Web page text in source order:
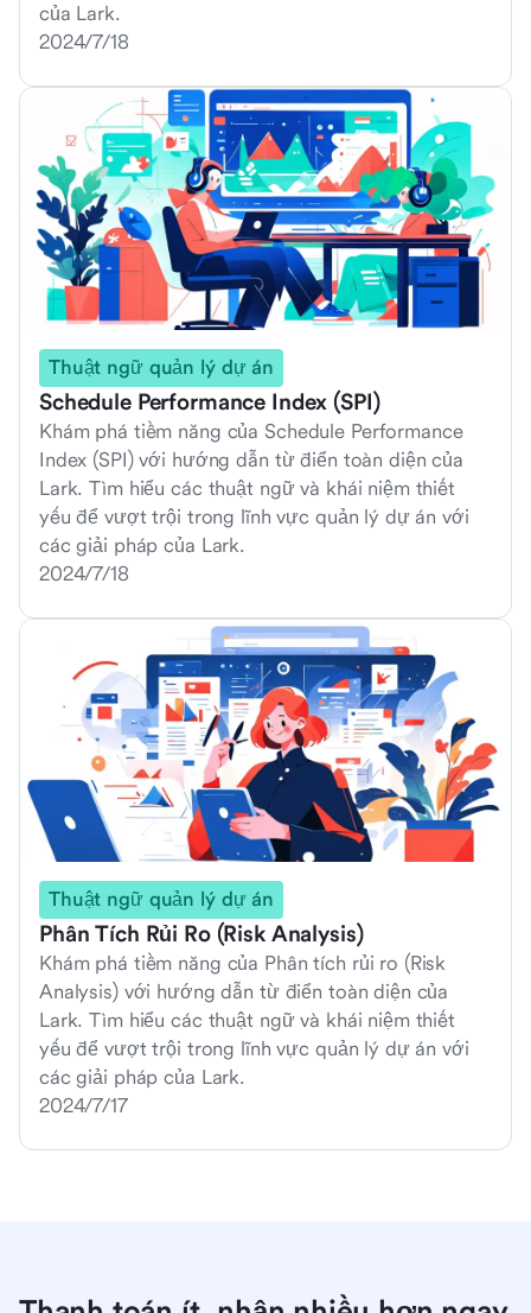
của Lark.
2024/7/18
Thuật ngữ quản lý dự án
Schedule Performance Index (SPI)
Khám phá tiềm năng của Schedule Performance
Index (SPI) với hướng dẫn từ điển toàn diện của
Lark. Tìm hiểu các thuật ngữ và khái niệm thiết
yếu để vượt trội trong lĩnh vực quản lý dự án với
các giải pháp của Lark.
2024/7/18
Thuật ngữ quản lý dự án
Phân Tích Rủi Ro (Risk Analysis)
Khám phá tiềm năng của Phân tích rủi ro (Risk
Analysis) với hướng dẫn từ điển toàn diện của
Lark. Tìm hiểu các thuật ngữ và khái niệm thiết
yếu để vượt trội trong lĩnh vực quản lý dự án với
các giải pháp của Lark.
2024/7/17